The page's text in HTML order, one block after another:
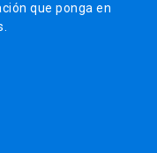
que ponga en